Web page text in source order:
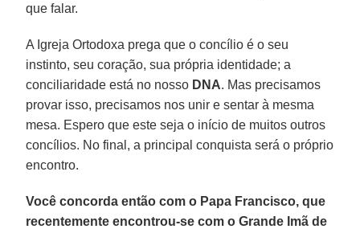
que falar.
A Igreja Ortodoxa prega que o concílio é o seu
instinto, seu coração, sua própria identidade; a
conciliaridade está no nosso DNA. Mas precisamos
provar isso, precisamos nos unir e sentar à mesma
mesa. Espero que este seja o início de muitos outros
concílios. No final, a principal conquista será o próprio
encontro.
Você concorda então com o Papa Francisco, que
recentemente encontrou-se com o Grande Imã de